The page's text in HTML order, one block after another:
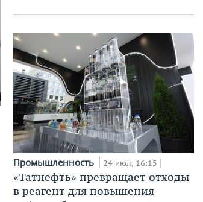
Промышленность 24 июл, 16:15
«Татнефть» превращает отходы
в реагент для повышения